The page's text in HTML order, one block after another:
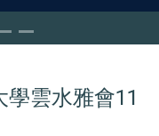
學雲水雅會11